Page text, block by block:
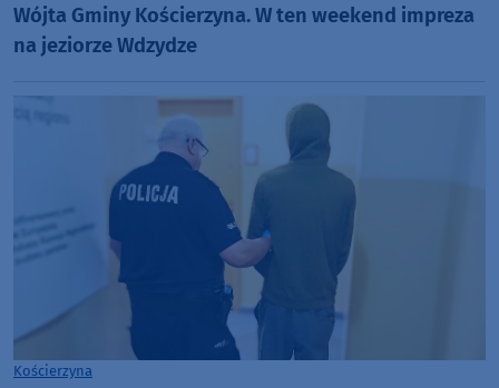
Wójta Gminy Kościerzyna. W ten weekend impreza
na jeziorze Wdzydze
Kościerzyna